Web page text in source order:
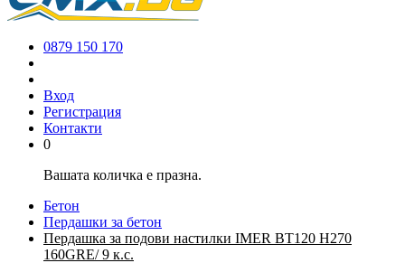
0879 150 170
Вход
Регистрация
Контакти
0
Вашата количка е празна.
Бетон
Пердашки за бетон
Пердашка за подови настилки IMER BT120 H270
160GRE/ 9 к.с.